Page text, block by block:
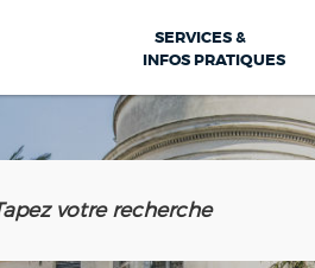
SERVICES &
INFOS PRATIQUES